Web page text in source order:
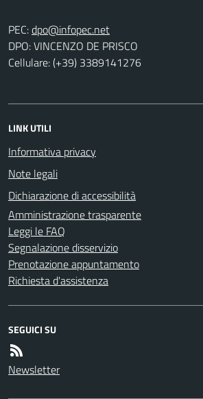
PEC:
DPO: VINCENZO DE PRISCO
Cellulare: (+39) 3389141276
LINK UTILI
Informativa privacy
Note legali
Dichiarazione di accessibilità
Amministrazione trasparente
Leggi le FAQ
Segnalazione disservizio
Prenotazione appuntamento
Richiesta d'assistenza
SEGUICI SU
Newsletter